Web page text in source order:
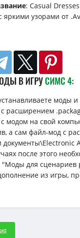
: Casual
яркими узорами от
В ИГРУСИМС 4:
моды
расширением
модом на свой
а сам файл-мод с
после этого
"Моды для
из игры,